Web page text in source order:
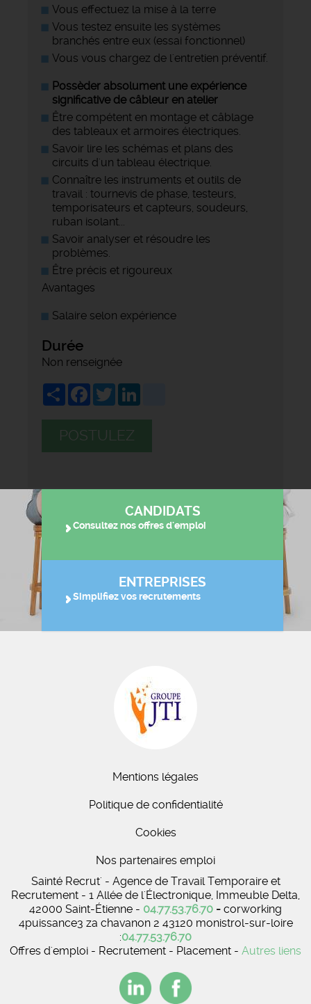
Vous effectuez la mise à la terre
Vous testez ensuite les systèmes
branchés entre eux (essai fonctionnel)
Vous vous chargez de l'entretien préventif.
Possèder absolument une expérience
significative de câbleur en atelier
Être compétent en montage et câblage
des tableaux et armoires électriques.
Savoir lire les schémas et plans des
circuits d'un tableau électrique.
Connaître les instruments et outils de
travail : tournevis de phase, testeurs,
temporisateurs et capteurs, soudeurs,
ruban isolant...
Savoir analyser et résoudre les
problèmes.
Être précis et rigoureux
Avantages
Salaire selon expérience
Durée
Non renseignée
ShareFacebook
Twitter
POSTULEZ
CANDIDATS
Consultez nos offres d'emploi
ENTREPRISES
Simplifiez vos recrutements
Mentions légales
Politique de confidentialité
Cookies
Nos partenaires emploi
Sainté Recrut' - Agence de Travail Temporaire et
Recrutement - 1 Allée de l'Électronique, Immeuble Delta,
42000 Saint-Étienne - 04.77.53.76.70 - corworking
4puissance3 za chavanon 2 43120 monistrol-sur-loire
:04.77.53.76.70
Offres d'emploi - Recrutement - Placement - Autres liens